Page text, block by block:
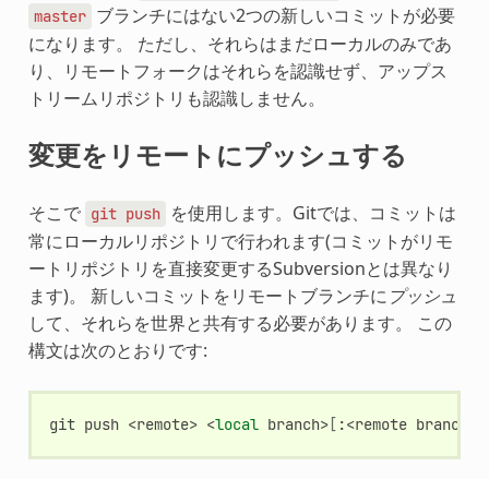
master ブランチにはない2つの新しいコミットが必要
になります。 ただし、それらはまだローカルのみであ
り、リモートフォークはそれらを認識せず、アップス
トリームリポジトリも認識しません。
変更をリモートにプッシュする
そこで git push
を使用します。Gitでは、コミットは
常にローカルリポジトリで行われます(コミットがリモ
ートリポジトリを直接変更するSubversionとは異なり
ます)。 新しいコミットをリモートブランチにプッシュ
して、それらを世界と共有する必要があります。 この
構文は次のとおりです:
git push <remote> <local branch>[ :<remote branch>